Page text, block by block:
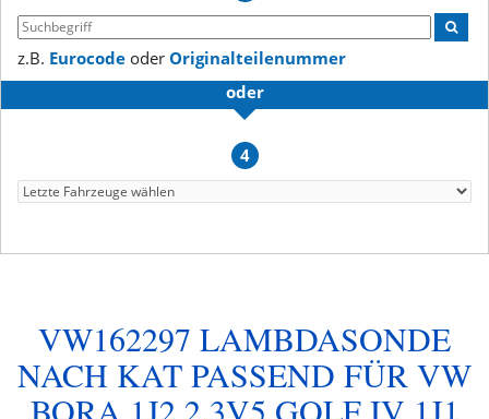
z.B. Eurocode oder Originalteilenummer
oder
4
VW162297 LAMBDASONDE
NACH KAT PASSEND FÜR VW
BORA 1J2 2.3V5 GOLF IV 1J1